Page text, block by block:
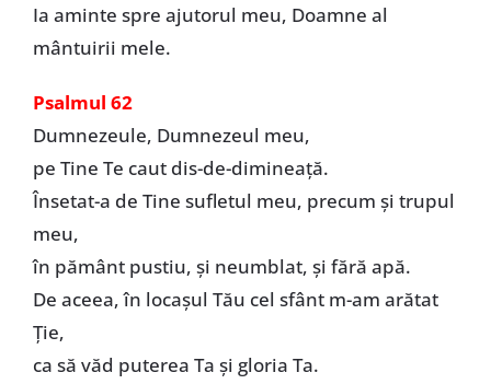
Ia aminte spre ajutorul meu, Doamne al
mântuirii mele.
Psalmul 62
Dumnezeule, Dumnezeul meu,
pe Tine Te caut dis-de-dimineață.
Însetat-a de Tine sufletul meu, precum și trupul
meu,
în pământ pustiu, și neumblat, și fără apă.
De aceea, în locașul Tău cel sfânt m-am arătat
Ție,
ca să văd puterea Ta și gloria Ta.